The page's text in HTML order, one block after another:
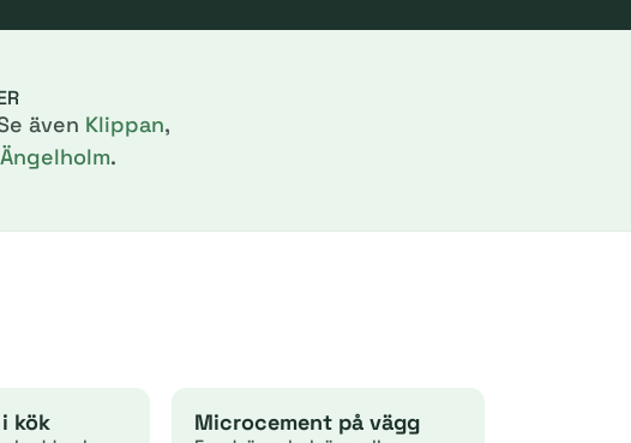
även Klippan,
Ängelholm.
kök Microcement på vägg